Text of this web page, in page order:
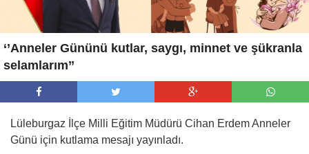
‘’Anneler Gününü kutlar, saygı, minnet ve şükranla
selamlarım’’
Lüleburgaz İlçe Milli Eğitim Müdürü Cihan Erdem Anneler
Günü için kutlama mesajı yayınladı.